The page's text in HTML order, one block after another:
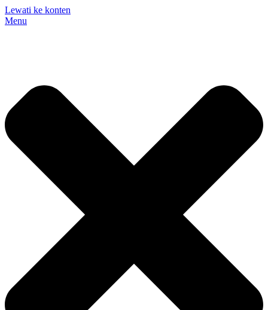
Lewati ke konten
Menu